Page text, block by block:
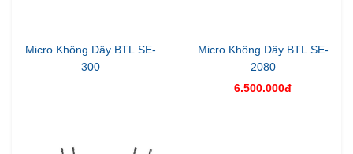
Micro Không Dây BTL SE-
300
Micro Không Dây BTL SE-
2080
6.500.000đ